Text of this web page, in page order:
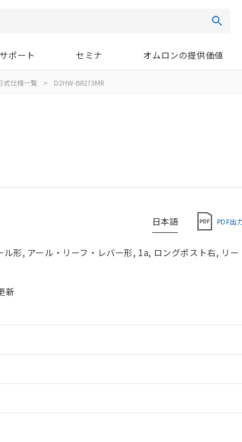
検
サポート セミナ オムロンの提供価値
式仕様一覧 > D2HW-BR273MR
日本語 PDF出
形, アール・リーフ・レバー形, 1a, ロングポスト右, リー
新